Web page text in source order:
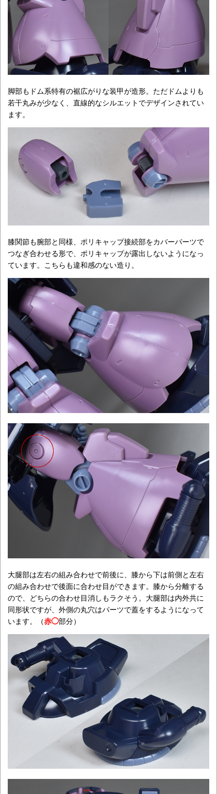
脚部もドム系特有の裾広がりな装甲が造形。ただドムよりも
若干丸みが少なく、直線的なシルエットでデザインされてい
ます。
膝関節も腕部と同様、ポリキャップ接続部をカバーパーツで
つなぎ合わせる形で、ポリキャップが露出しないようになっ
ています。こちらも違和感のない造り。
大腿部は左右の組み合わせで前後に、膝から下は前側と左右
の組み合わせで後面に合わせ目ができます。膝から分離する
ので、どちらの合わせ目消しもラクそう。大腿部は内外共に
同形状ですが、外側の丸穴はパーツで蓋をするようになって
います。（赤◯部分）